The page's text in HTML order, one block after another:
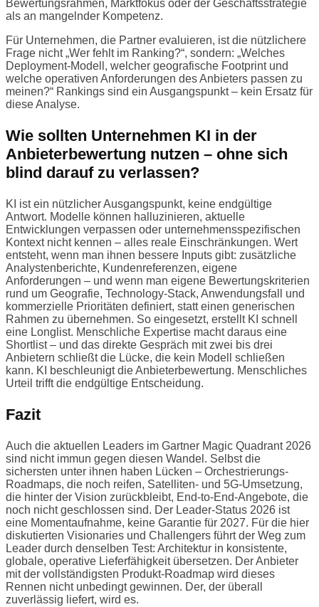
Bewertungsrahmen, Marktfokus oder der Geschäftsstrategie
als an mangelnder Kompetenz.
Für Unternehmen, die Partner evaluieren, ist die nützlichere
Frage nicht „Wer fehlt im Ranking?“, sondern: „Welches
Deployment-Modell, welcher geografische Footprint und
welche operativen Anforderungen des Anbieters passen zu
meinen?“ Rankings sind ein Ausgangspunkt – kein Ersatz für
diese Analyse.
Wie sollten Unternehmen KI in der
Anbieterbewertung nutzen – ohne sich
blind darauf zu verlassen?
KI ist ein nützlicher Ausgangspunkt, keine endgültige
Antwort. Modelle können halluzinieren, aktuelle
Entwicklungen verpassen oder unternehmensspezifischen
Kontext nicht kennen – alles reale Einschränkungen. Wert
entsteht, wenn man ihnen bessere Inputs gibt: zusätzliche
Analystenberichte, Kundenreferenzen, eigene
Anforderungen – und wenn man eigene Bewertungskriterien
rund um Geografie, Technology-Stack, Anwendungsfall und
kommerzielle Prioritäten definiert, statt einen generischen
Rahmen zu übernehmen. So eingesetzt, erstellt KI schnell
eine Longlist. Menschliche Expertise macht daraus eine
Shortlist – und das direkte Gespräch mit zwei bis drei
Anbietern schließt die Lücke, die kein Modell schließen
kann. KI beschleunigt die Anbieterbewertung. Menschliches
Urteil trifft die endgültige Entscheidung.
Fazit
Auch die aktuellen Leaders im Gartner Magic Quadrant 2026
sind nicht immun gegen diesen Wandel. Selbst die
sichersten unter ihnen haben Lücken – Orchestrierungs-
Roadmaps, die noch reifen, Satelliten- und 5G-Umsetzung,
die hinter der Vision zurückbleibt, End-to-End-Angebote, die
noch nicht geschlossen sind. Der Leader-Status 2026 ist
eine Momentaufnahme, keine Garantie für 2027. Für die hier
diskutierten Visionaries und Challengers führt der Weg zum
Leader durch denselben Test: Architektur in konsistente,
globale, operative Lieferfähigkeit übersetzen. Der Anbieter
mit der vollständigsten Produkt-Roadmap wird dieses
Rennen nicht unbedingt gewinnen. Der, der überall
zuverlässig liefert, wird es.